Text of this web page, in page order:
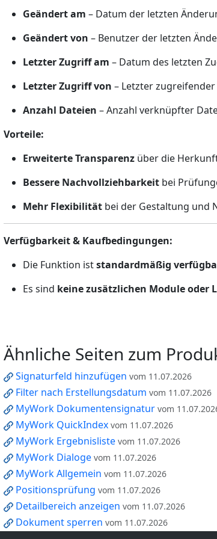
Geändert am – Datum der letzten
Geändert von – Benutzer der letzten
Letzter Zugriff am – Datum des letzten
Letzter Zugriff von – Letzter
Anzahl Dateien – Anzahl verknüpfter
Vorteile:
Erweiterte Transparenz über die
Bessere Nachvollziehbarkeit bei
Mehr Flexibilität bei der Gestaltung und
Verfügbarkeit & Kaufbedingungen:
Die Funktion iststandardmäßig
Es sind keine zusätzlichen Module oder
Ähnliche Seiten zum
Signaturfeld hinzufügen vom 11.07.2026
Filter nach Erstellungsdatum vom 11.07.2026
MyWork Dokumentensignatur vom
MyWork QuickIndex vom 11.07.2026
MyWork Ergebnisliste vom 11.07.2026
MyWork Dialoge vom 11.07.2026
MyWork Allgemein vom 11.07.2026
Positionsprüfung vom 11.07.2026
Detailbereich anzeigen vom 11.07.2026
Dokument sperren vom 11.07.2026